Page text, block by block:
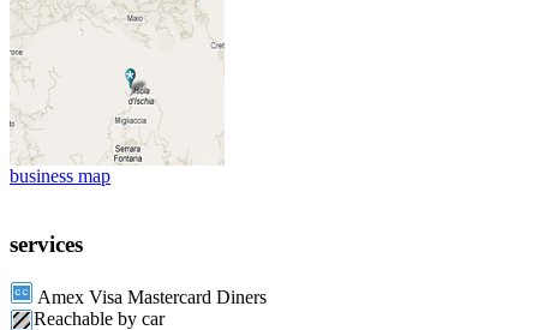
business map
services
Amex Visa Mastercard Diners
Reachable by car